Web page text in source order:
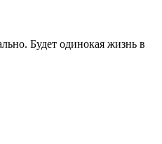
Будет одинокая жизнь в